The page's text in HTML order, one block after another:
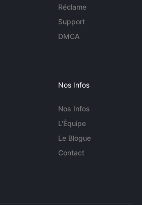
Réclame
Support
DMCA
Nos Infos
Nos Infos
L'Équipe
Le Blogue
Contact